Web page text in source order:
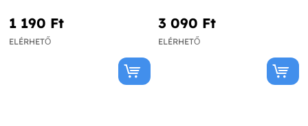
1 190 Ft‎
ELÉRHETŐ
3 090 Ft‎
ELÉRHETŐ